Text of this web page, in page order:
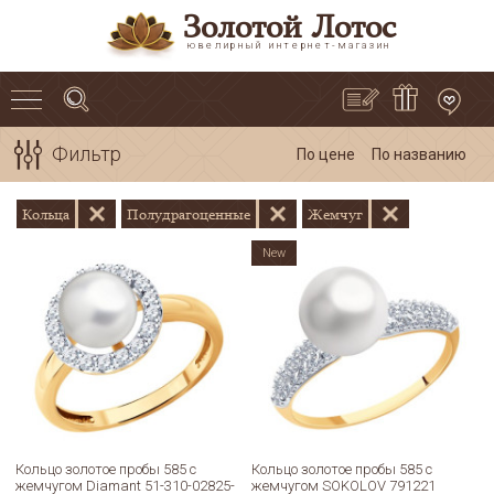
Золотой Лотос
ювелирный интернет-магазин
Фильтр По цене По названию
Кольца Полудрагоценные Жемчуг
Кольцо золотое пробы 585 с
жемчугом Diamant 51-310-02825-
Кольцо золотое пробы 585 с
жемчугом SOKOLOV 791221
New